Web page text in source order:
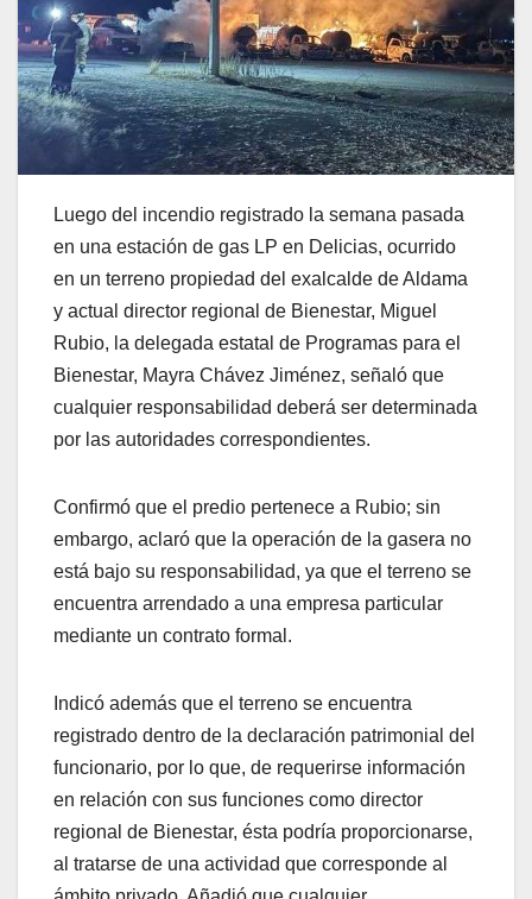
Luego del incendio registrado la semana pasada
en una estación de gas LP en Delicias, ocurrido
en un terreno propiedad del exalcalde de Aldama
y actual director regional de Bienestar, Miguel
Rubio, la delegada estatal de Programas para el
Bienestar, Mayra Chávez Jiménez, señaló que
cualquier responsabilidad deberá ser determinada
por las autoridades correspondientes.
Confirmó que el predio pertenece a Rubio; sin
embargo, aclaró que la operación de la gasera no
está bajo su responsabilidad, ya que el terreno se
encuentra arrendado a una empresa particular
mediante un contrato formal.
Indicó además que el terreno se encuentra
registrado dentro de la declaración patrimonial del
funcionario, por lo que, de requerirse información
en relación con sus funciones como director
regional de Bienestar, ésta podría proporcionarse,
al tratarse de una actividad que corresponde al